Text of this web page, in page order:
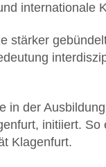
internationale
stärker
in der
initiiert. So
Klagenfurt.